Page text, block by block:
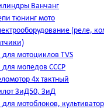
Ванчанг
тюнинг мото
(реле,
для мотоциклов TVS
для мопедов СССР
4х тактный
ЗиД50, ЗиД
для мотоблоков,